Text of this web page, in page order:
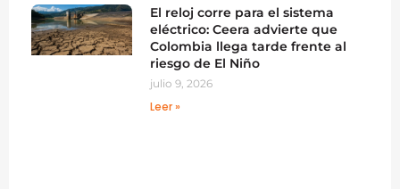
El reloj corre para el sistema
eléctrico: Ceera advierte que
Colombia llega tarde frente al
riesgo de El Niño
julio 9, 2026
Leer »